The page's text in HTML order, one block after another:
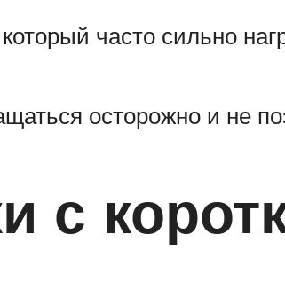
часто сильно
осторожно и не
с